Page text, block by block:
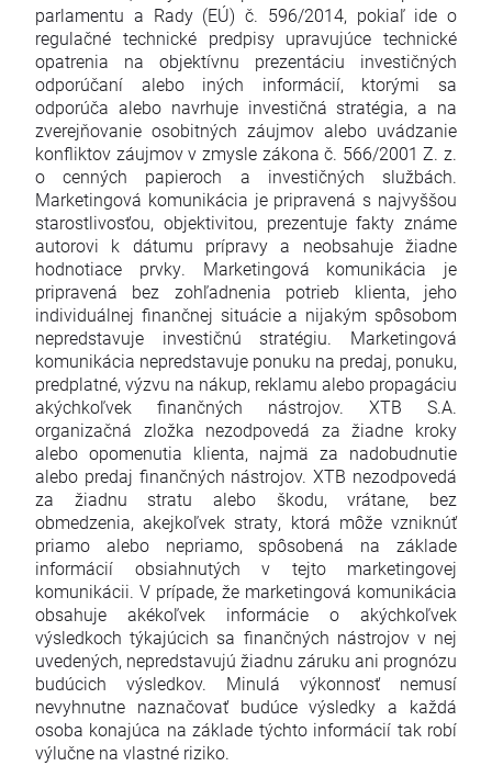
parlamentu a Rady (EÚ) č. 596/2014, pokiaľ ide o
regulačné technické predpisy upravujúce technické
opatrenia na objektívnu prezentáciu investičných
odporúčaní alebo iných informácií, ktorými sa
odporúča alebo navrhuje investičná stratégia, a na
zverejňovanie osobitných záujmov alebo uvádzanie
konfliktov záujmov v zmysle zákona č. 566/2001 Z. z.
o cenných papieroch a investičných službách.
Marketingová komunikácia je pripravená s najvyššou
starostlivosťou, objektivitou, prezentuje fakty známe
autorovi k dátumu prípravy a neobsahuje žiadne
hodnotiace prvky. Marketingová komunikácia je
pripravená bez zohľadnenia potrieb klienta, jeho
individuálnej finančnej situácie a nijakým spôsobom
nepredstavuje investičnú stratégiu. Marketingová
komunikácia nepredstavuje ponuku na predaj, ponuku,
predplatné, výzvu na nákup, reklamu alebo propagáciu
akýchkoľvek finančných nástrojov. XTB S.A.
organizačná zložka nezodpovedá za žiadne kroky
alebo opomenutia klienta, najmä za nadobudnutie
alebo predaj finančných nástrojov. XTB nezodpovedá
za žiadnu stratu alebo škodu, vrátane, bez
obmedzenia, akejkoľvek straty, ktorá môže vzniknúť
priamo alebo nepriamo, spôsobená na základe
informácií obsiahnutých v tejto marketingovej
komunikácii. V prípade, že marketingová komunikácia
obsahuje akékoľvek informácie o akýchkoľvek
výsledkoch týkajúcich sa finančných nástrojov v nej
uvedených, nepredstavujú žiadnu záruku ani prognózu
budúcich výsledkov. Minulá výkonnosť nemusí
nevyhnutne naznačovať budúce výsledky a každá
osoba konajúca na základe týchto informácií tak robí
výlučne na vlastné riziko.